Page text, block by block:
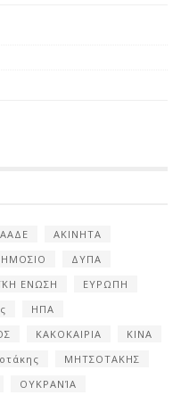
ΑΑΔΕ
ΑΚΙΝΗΤΑ
ΔΥΠΑ
ΕΝΩΣΗ
ΕΥΡΩΠΗ
ΗΠΑ
ΚΑΚΟΚΑΙΡΙΑ
ΚΙΝΑ
ΜΗΤΣΟΤΑΚΗΣ
ΟΥΚΡΑΝΊΑ